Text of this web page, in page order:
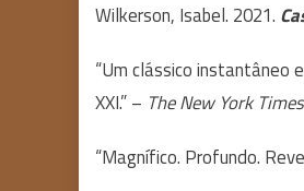
Wilkerson, Isabel. 2021.
“Um clássico instantâneo
XXI.” – The New York Times
“Magnífico. Profundo.